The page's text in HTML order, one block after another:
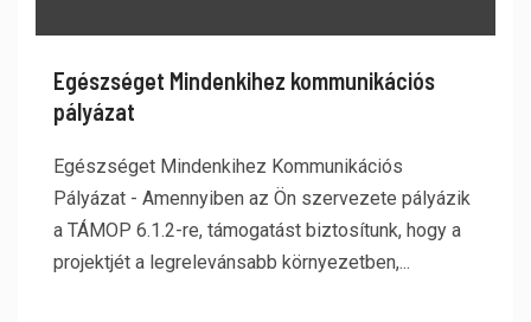
Egészséget Mindenkihez kommunikációs
pályázat
Egészséget Mindenkihez Kommunikációs
Pályázat - Amennyiben az Ön szervezete pályázik
a TÁMOP 6.1.2-re, támogatást biztosítunk, hogy a
projektjét a legrelevánsabb környezetben,...